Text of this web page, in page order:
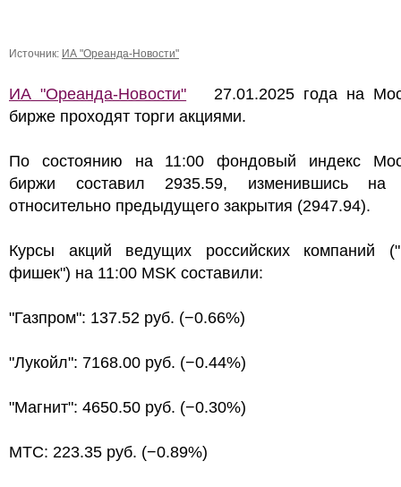
Источник: ИА "Ореанда-Новости"
ИА "Ореанда-Новости" 27.01.2025 года на
бирже проходят торги акциями.
По состоянию на 11:00 фондовый индекс
биржи составил 2935.59, изменившись на
относительно предыдущего закрытия (2947.94).
Курсы акций ведущих российских компаний
фишек") на 11:00 MSK составили:
"Газпром": 137.52 руб. (−0.66%)
"Лукойл": 7168.00 руб. (−0.44%)
"Магнит": 4650.50 руб. (−0.30%)
МТС: 223.35 руб. (−0.89%)